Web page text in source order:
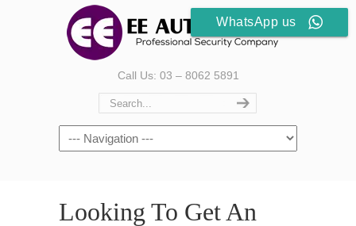
Call Us: 03 – 8062 5891
Looking To Get An
WhatsApp us